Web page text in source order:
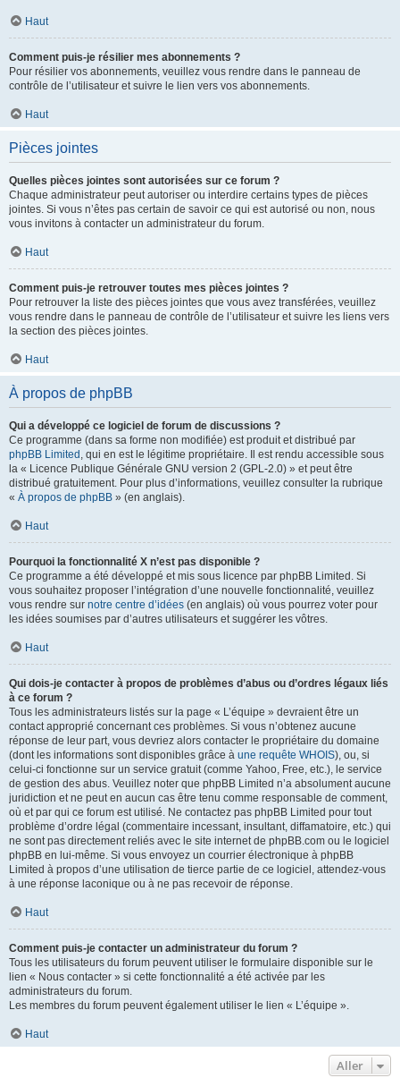
Haut
Comment puis-je résilier mes abonnements ?
Pour résilier vos abonnements, veuillez vous rendre dans le panneau de
contrôle de l’utilisateur et suivre le lien vers vos abonnements.
Haut
Pièces jointes
Quelles pièces jointes sont autorisées sur ce forum ?
Chaque administrateur peut autoriser ou interdire certains types de pièces
jointes. Si vous n’êtes pas certain de savoir ce qui est autorisé ou non, nous
vous invitons à contacter un administrateur du forum.
Haut
Comment puis-je retrouver toutes mes pièces jointes ?
Pour retrouver la liste des pièces jointes que vous avez transférées, veuillez
vous rendre dans le panneau de contrôle de l’utilisateur et suivre les liens vers
la section des pièces jointes.
Haut
À propos de phpBB
Qui a développé ce logiciel de forum de discussions ?
Ce programme (dans sa forme non modifiée) est produit et distribué par
phpBB Limited , qui en est le légitime propriétaire. Il est rendu accessible sous
la « Licence Publique Générale GNU version 2 (GPL-2.0) » et peut être
distribué gratuitement. Pour plus d’informations, veuillez consulter la rubrique
« À propos de phpBB » (en anglais).
Haut
Pourquoi la fonctionnalité X n’est pas disponible ?
Ce programme a été développé et mis sous licence par phpBB Limited. Si
vous souhaitez proposer l’intégration d’une nouvelle fonctionnalité, veuillez
vous rendre sur notre centre d’idées (en anglais) où vous pourrez voter pour
les idées soumises par d’autres utilisateurs et suggérer les vôtres.
Haut
Qui dois-je contacter à propos de problèmes d’abus ou d’ordres légaux liés
à ce forum ?
Tous les administrateurs listés sur la page « L’équipe » devraient être un
contact approprié concernant ces problèmes. Si vous n’obtenez aucune
réponse de leur part, vous devriez alors contacter le propriétaire du domaine
(dont les informations sont disponibles grâce à une requête WHOIS), ou, si
celui-ci fonctionne sur un service gratuit (comme Yahoo, Free, etc.), le service
de gestion des abus. Veuillez noter que phpBB Limited n’a absolument aucune
juridiction et ne peut en aucun cas être tenu comme responsable de comment,
où et par qui ce forum est utilisé. Ne contactez pas phpBB Limited pour tout
problème d’ordre légal (commentaire incessant, insultant, diffamatoire, etc.) qui
ne sont pas directement reliés avec le site internet de phpBB.com ou le logiciel
phpBB en lui-même. Si vous envoyez un courrier électronique à phpBB
Limited à propos d’une utilisation de tierce partie de ce logiciel, attendez-vous
à une réponse laconique ou à ne pas recevoir de réponse.
Haut
Comment puis-je contacter un administrateur du forum ?
Tous les utilisateurs du forum peuvent utiliser le formulaire disponible sur le
lien « Nous contacter » si cette fonctionnalité a été activée par les
administrateurs du forum.
Les membres du forum peuvent également utiliser le lien « L’équipe ».
Haut
Aller